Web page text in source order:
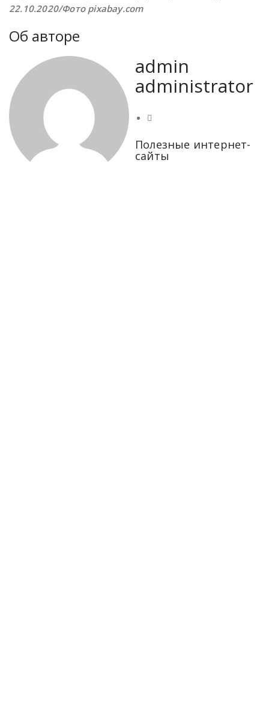
22.10.2020/Фото pixabay.com
Об авторе
admin
administrator
Полезные интернет-
сайты